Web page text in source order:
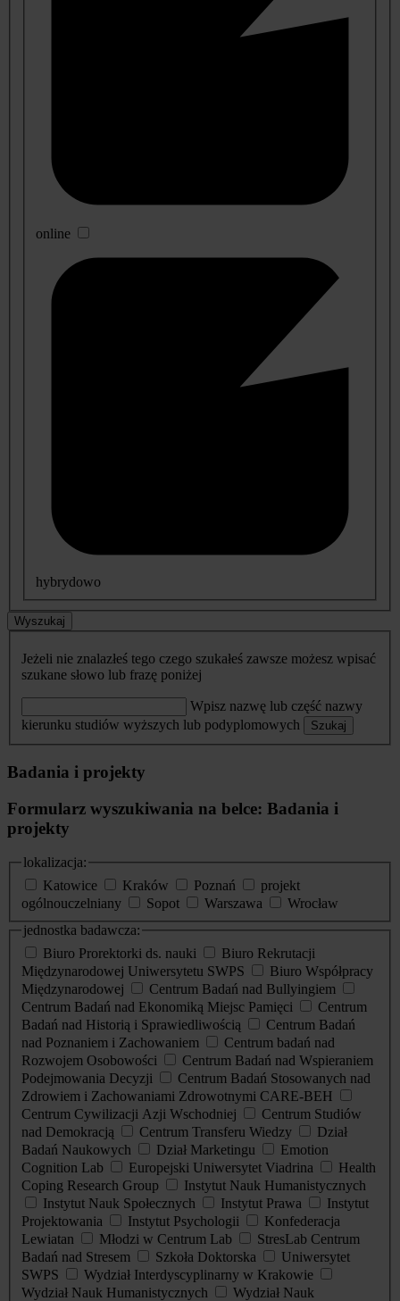
online
hybrydowo
Wyszukaj
Jeżeli nie znalazłeś tego czego szukałeś zawsze możesz wpisać
szukane słowo lub frazę poniżej
Wpisz nazwę lub część nazwy
kierunku studiów wyższych lub podyplomowych
Szukaj
Badania i projekty
Formularz wyszukiwania na belce: Badania i
projekty
lokalizacja:
Katowice
Kraków Poznań
projekt
ogólnouczelniany
Sopot Warszawa
Wrocław
jednostka badawcza:
Biuro Prorektorki ds. nauki
Biuro Rekrutacji
Międzynarodowej Uniwersytetu SWPS
Biuro Współpracy
Międzynarodowej
Centrum Badań nad Bullyingiem
Centrum Badań nad Ekonomiką Miejsc Pamięci
Centrum
Badań nad Historią i Sprawiedliwością
Centrum Badań
nad Poznaniem i Zachowaniem
Centrum badań nad
Rozwojem Osobowości
Centrum Badań nad Wspieraniem
Podejmowania Decyzji
Centrum Badań Stosowanych nad
Zdrowiem i Zachowaniami Zdrowotnymi CARE-BEH
Centrum Cywilizacji Azji Wschodniej
Centrum Studiów
nad Demokracją
Centrum Transferu Wiedzy
Dział
Badań Naukowych
Dział Marketingu
Emotion
Cognition Lab
Europejski Uniwersytet Viadrina
Health
Coping Research Group
Instytut Nauk Humanistycznych
Instytut Nauk Społecznych
Instytut Prawa
Instytut
Projektowania
Instytut Psychologii
Konfederacja
Lewiatan
Młodzi w Centrum Lab
StresLab Centrum
Badań nad Stresem
Szkoła Doktorska
Uniwersytet
SWPS
Wydział Interdyscyplinarny w Krakowie
Wydział Nauk Humanistycznych
Wydział Nauk